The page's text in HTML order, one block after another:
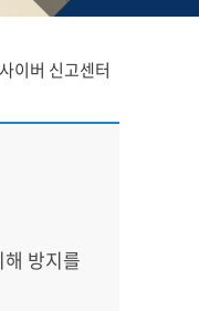
사이버 신고센터
방지를